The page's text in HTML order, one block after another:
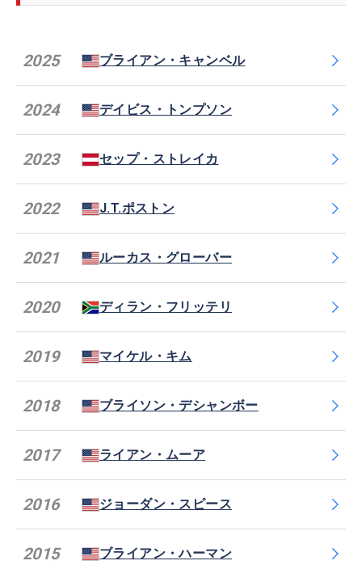
2025 ブライアン・キャンベル
2024 デイビス・トンプソン
2023 セップ・ストレイカ
2022 J.T.ポストン
2021 ルーカス・グローバー
2020 ディラン・フリッテリ
2019 マイケル・キム
2018 ブライソン・デシャンボー
2017 ライアン・ムーア
2016 ジョーダン・スピース
2015 ブライアン・ハーマン